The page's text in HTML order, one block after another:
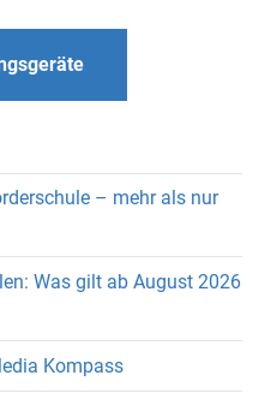
– mehr als nur
Was gilt ab August 2026
Kompass